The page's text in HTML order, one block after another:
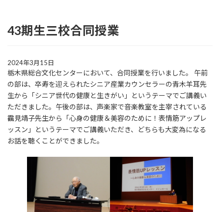
43期生三校合同授業
2024年3月15日
栃木県総合文化センターにおいて、合同授業を行いました。 午前
の部は、卒寿を迎えられたシニア産業カウンセラーの青木羊耳先
生から「シニア世代の健康と生きがい」というテーマでご講義い
ただきました。午後の部は、声楽家で音楽教室を主宰されている
靍見靖子先生から「心身の健康＆美容のために！表情筋アップレ
ッスン」というテーマでご講義いただき、どちらも大変為になる
お話を聴くことができました。